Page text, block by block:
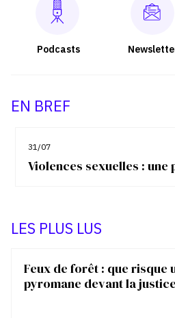
Podcasts
EN BREF
31/07
Violences sexuelles :
LES PLUS LUS
Feux de forêt : que risque
pyromane devant la